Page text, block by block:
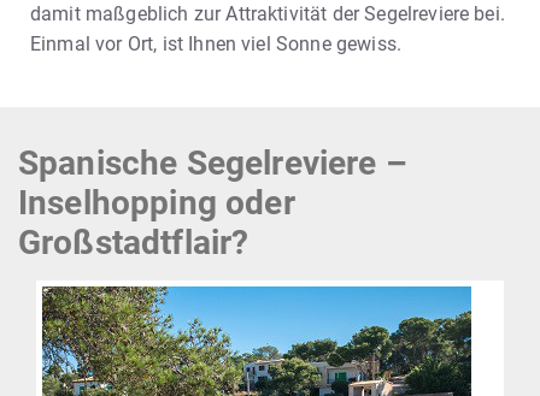
damit maßgeblich zur Attraktivität der Segelreviere bei.
Einmal vor Ort, ist Ihnen viel Sonne gewiss.
Spanische Segelreviere –
Inselhopping oder
Großstadtflair?